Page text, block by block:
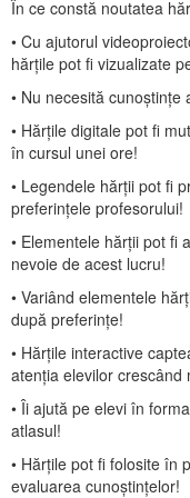
În ce constă noutatea
• Cu ajutorul
hărțile pot fi vizualizate
• Nu necesită
• Hărțile digitale pot fi
în cursul unei ore!
• Legendele hărții pot fi
preferințele profesorului!
• Elementele hărții pot fi
nevoie de acest lucru!
• Variând elementele
după preferințe!
• Hărțile interactive
atenția elevilor crescând
• Îi ajută pe elevi în
atlasul!
• Hărțile pot fi folosite în
evaluarea cunoștințelor!